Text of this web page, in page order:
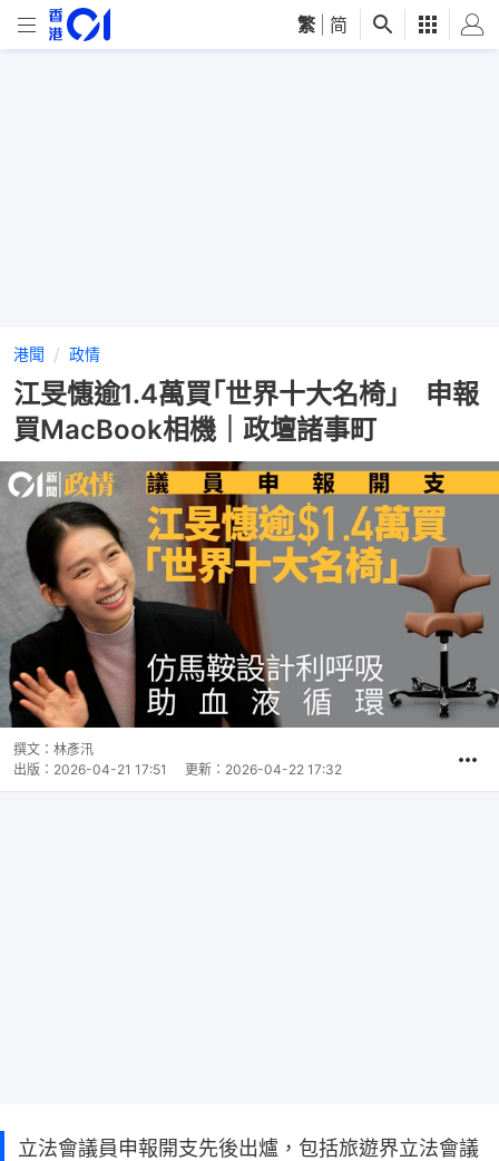
繁 简
港聞 政情
江旻憓逾1.4萬買｢世界十大名椅｣ 申報
買MacBook相機｜政壇諸事町
撰文： 林彥汛
出版： 2026-04-21 17:51 更新： 2026-04-22 17:32
立法會議員申報開支先後出爐，包括旅遊界立法會議